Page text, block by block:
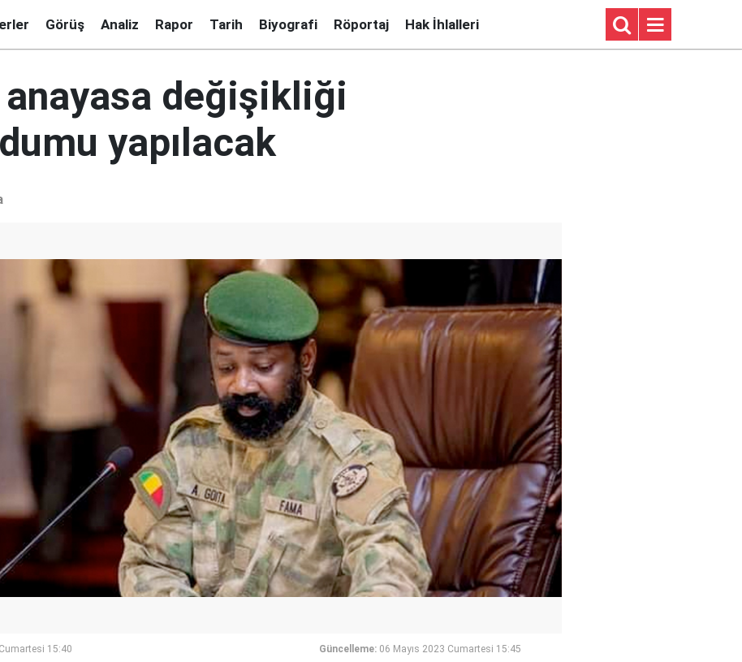
Görüş Analiz Rapor Tarih Biyografi Röportaj Hak İhlalleri
değişikliği
yapılacak
15:40 Güncelleme: 06 Mayıs 2023 Cumartesi 15:45